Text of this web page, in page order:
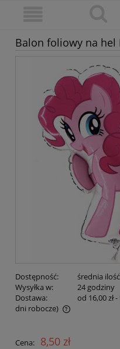
Balon foliowy na hel
Dostępność:
średnia ilość
Wysyłka w:
24 godziny
Dostawa:
od 16,00 zł-
dni robocze)
Cena nie zawiera
Cena: 8,50 zł